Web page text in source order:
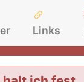
Links